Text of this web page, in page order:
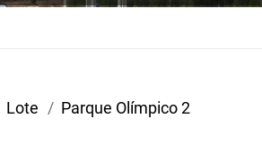
Lote Parque Olímpico 2